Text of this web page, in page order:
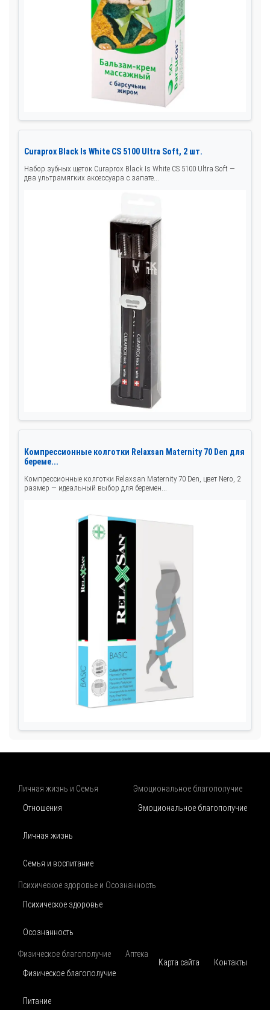
Curaprox Black Is White CS 5100 Ultra Soft, 2 шт.
Набор зубных щеток Curaprox Black Is White CS 5100 Ultra Soft —
два ультрамягких аксессуара с запате...
Компрессионные колготки Relaxsan Maternity 70 Den для
береме...
Компрессионные колготки Relaxsan Maternity 70 Den, цвет Nero, 2
размер — идеальный выбор для беремен...
Личная жизнь и Семья
Отношения
Личная жизнь
Семья и воспитание
Эмоциональное благополучие
Эмоциональное благополучие
Психическое здоровье и Осознанность
Психическое здоровье
Осознанность
Физическое благополучие
Физическое благополучие
Питание
Аптека
Карта сайта
Контакты